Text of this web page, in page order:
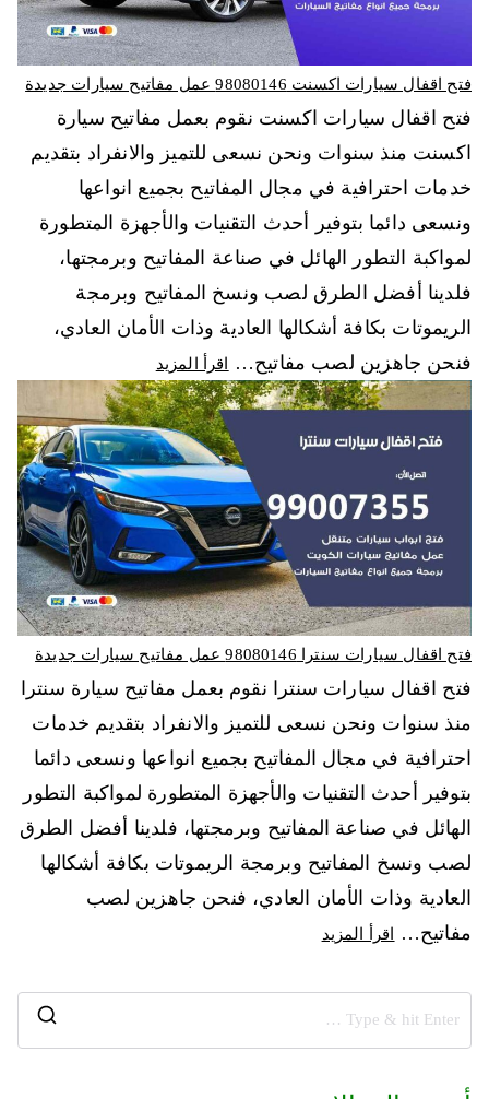
فتح اقفال سيارات اكسنت 98080146‬ عمل مفاتيح سيارات جديدة
فتح اقفال سيارات اكسنت نقوم بعمل مفاتيح سيارة
اكسنت منذ سنوات ونحن نسعى للتميز والانفراد بتقديم
خدمات احترافية في مجال المفاتيح بجميع انواعها
ونسعى دائما بتوفير أحدث التقنيات والأجهزة المتطورة
لمواكبة التطور الهائل في صناعة المفاتيح وبرمجتها،
فلدينا أفضل الطرق لصب ونسخ المفاتيح وبرمجة
الريموتات بكافة أشكالها العادية وذات الأمان العادي،
فنحن جاهزين لصب مفاتيح…
اقرأ المزيد
فتح اقفال سيارات سنترا 98080146‬ عمل مفاتيح سيارات جديدة
فتح اقفال سيارات سنترا نقوم بعمل مفاتيح سيارة سنترا
منذ سنوات ونحن نسعى للتميز والانفراد بتقديم خدمات
احترافية في مجال المفاتيح بجميع انواعها ونسعى دائما
بتوفير أحدث التقنيات والأجهزة المتطورة لمواكبة التطور
الهائل في صناعة المفاتيح وبرمجتها، فلدينا أفضل الطرق
لصب ونسخ المفاتيح وبرمجة الريموتات بكافة أشكالها
العادية وذات الأمان العادي، فنحن جاهزين لصب
مفاتيح…
اقرأ المزيد